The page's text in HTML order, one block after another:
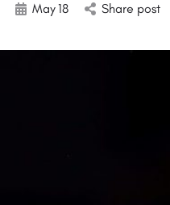
May18 Share post